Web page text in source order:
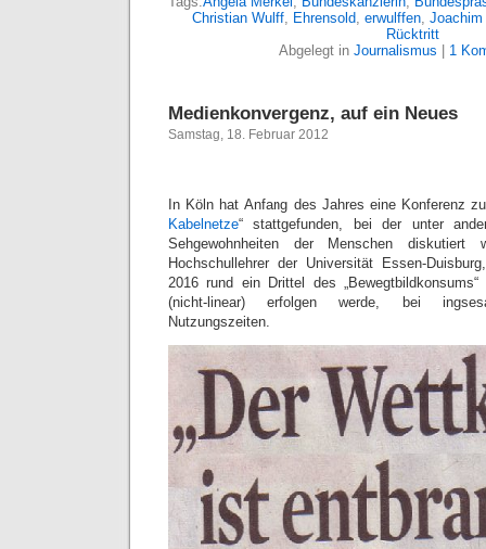
Christian Wulff, Ehrensold, erwulffen,
Rücktritt
Abgelegt in Journalismus 1
Medienkonvergenz, auf ein Neues
Samstag, 18. Februar 2012
In Köln hat Anfang des Jahres eine Konferenz
Kabelnetze“ stattgefunden, bei der unter
Sehgewohnheiten der Menschen diskutiert
Hochschullehrer der Universität Essen-
2016 rund ein Drittel des
(nicht-linear) erfolgen werde, bei
Nutzungszeiten.